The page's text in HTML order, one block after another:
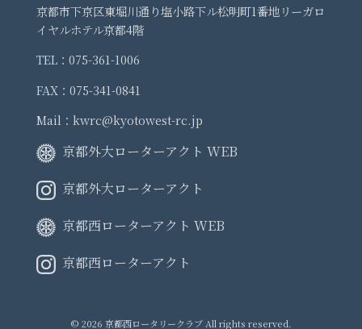
京都市下京区東堀川通り塩小路下ル松明町1番地リーガロ
イヤルホテル京都4階
TEL：075-361-1006
FAX：075-341-0841
Mail：kwrc@kyotowest-rc.jp
京都外大ローターアクト WEB
京都外大ローターアクト
京都西ローターアクト WEB
京都西ローターアクト
© 2026 京都西ロータリークラブ All rights reserved.